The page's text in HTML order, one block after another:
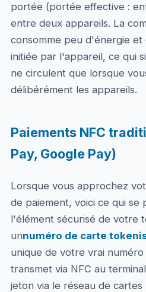
portée (portée effective :
entre deux appareils. La
consomme peu d'énergie
initiée par l'appareil, ce qui
ne circulent que lorsque
délibérément les appareils.
Paiements NFC
Pay, Google Pay)
Lorsque vous approchez
de paiement, voici ce qui se
l'élément sécurisé de votre
unnuméro de carte
unique de votre vrai
transmet via NFC au
jeton via le réseau de